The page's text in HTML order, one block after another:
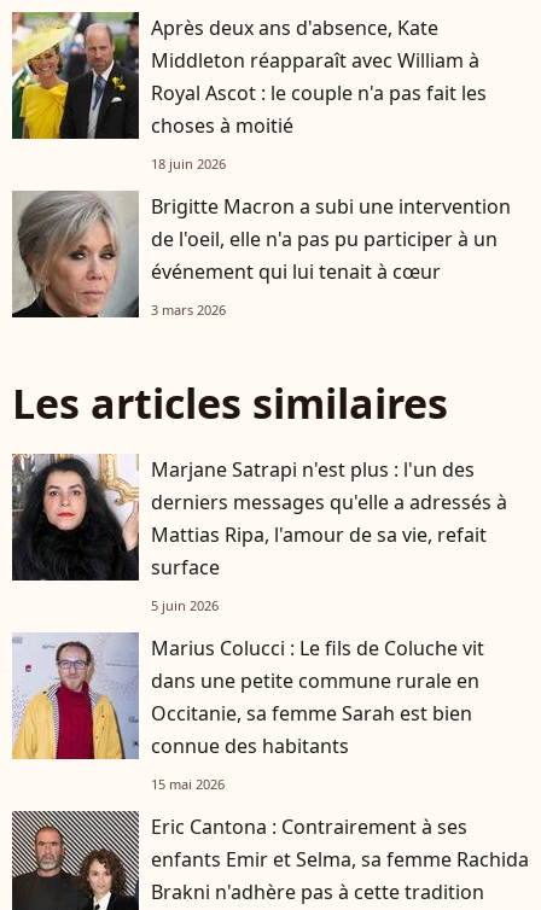
Après deux ans d'absence, Kate
Middleton réapparaît avec William à
Royal Ascot : le couple n'a pas fait les
choses à moitié
18 juin 2026
Brigitte Macron a subi une intervention
de l'oeil, elle n'a pas pu participer à un
événement qui lui tenait à cœur
3 mars 2026
Les articles similaires
Marjane Satrapi n'est plus : l'un des
derniers messages qu'elle a adressés à
Mattias Ripa, l'amour de sa vie, refait
surface
5 juin 2026
Marius Colucci : Le fils de Coluche vit
dans une petite commune rurale en
Occitanie, sa femme Sarah est bien
connue des habitants
15 mai 2026
Eric Cantona : Contrairement à ses
enfants Emir et Selma, sa femme Rachida
Brakni n'adhère pas à cette tradition